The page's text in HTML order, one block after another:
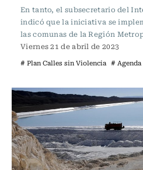
En tanto, el subsecretario del
indicó que la iniciativa se
las comunas de la Región
Viernes 21 de abril de 2023
# Plan Calles sin Violencia #